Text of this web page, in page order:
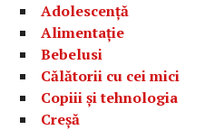
Adolescență
Alimentație
Bebelusi
Călătorii cu cei mici
Copiii și tehnologia
Creșă